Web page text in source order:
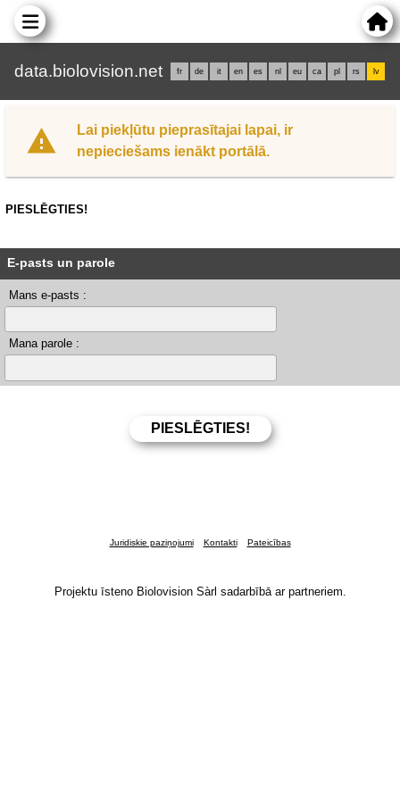
data.biolovision.net fr de it en es nl eu ca pl rs lv
Lai piekļūtu pieprasītajai lapai, ir
nepieciešams ienākt portālā.
PIESLĒGTIES!
E-pasts un parole
Mans e-pasts :
Mana parole :
Juridiskie paziņojumi Kontakti Pateicības
Projektu īsteno Biolovision Sàrl sadarbībā ar partneriem.